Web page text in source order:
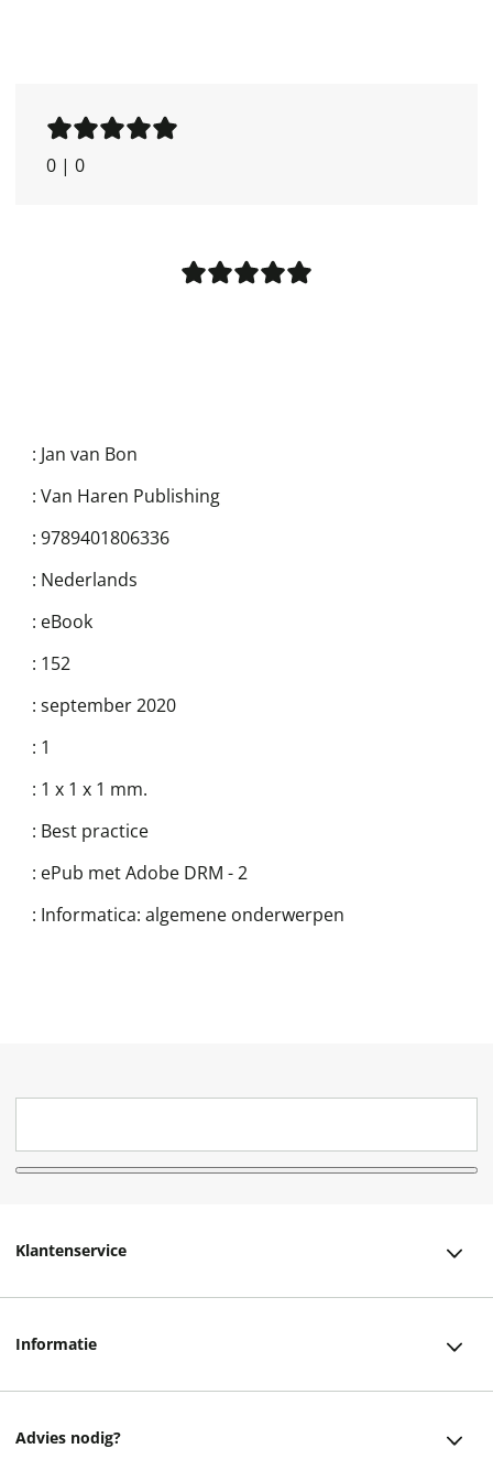
0 | 0
: Jan van Bon
: Van Haren Publishing
: 9789401806336
: Nederlands
: eBook
: 152
: september 2020
: 1
: 1 x 1 x 1 mm.
: Best practice
: ePub met Adobe DRM - 2
: Informatica: algemene onderwerpen
Klantenservice
Informatie
Advies nodig?